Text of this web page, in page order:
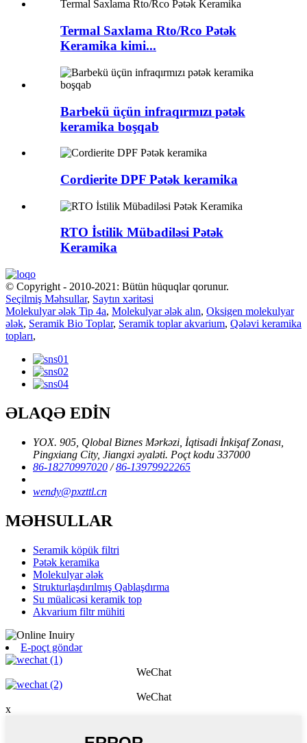
Termal Saxlama Rto/Rco Pətək
Keramika kimi...
Barbekü üçün infraqırmızı pətək
keramika boşqab
Cordierite DPF Pətək keramika
RTO İstilik Mübadiləsi Pətək
Keramika
© Copyright - 2010-2021: Bütün hüquqlar qorunur.
Seçilmiş Məhsullar, Saytın xəritəsi
Molekulyar ələk Tip 4a, Molekulyar ələk alın, Oksigen molekulyar
ələk, Seramik Bio Toplar, Seramik toplar akvarium, Qələvi keramika
topları,
ƏLAQƏ EDİN
YOX. 905, Qlobal Biznes Mərkəzi, İqtisadi İnkişaf Zonası,
Pingxiang City, Jiangxi əyaləti. Poçt kodu 337000
86-18270997020 /86-13979922265
wendy@pxzttl.cn
MƏHSULLAR
Seramik köpük filtri
Pətək keramika
Molekulyar ələk
Strukturlaşdırılmış Qablaşdırma
Su müalicəsi keramik top
Akvarium filtr mühiti
E-poçt göndər
WeChat
WeChat
x